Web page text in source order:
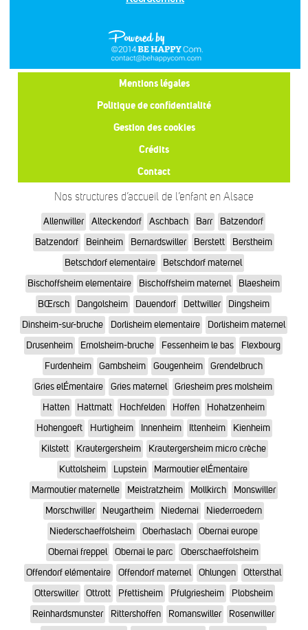
Mentions légales
Politique de confidentialité
Gestion des cookies
Crédits
Contact
Nos structures d’accueil de l’enfant en Alsace
Allenwiller Alteckendorf Aschbach Barr
Batzendorf
Batzendorf
Beinheim Bernardswiller Berstett
Berstheim
Betschdorf elementaire
Betschdorf maternel
Bischoffsheim elementaire
Bischoffsheim maternel
Blaesheim
BŒrsch
Dangolsheim Dauendorf Dettwiller
Dingsheim
Dinsheim-sur-bruche
Dorlisheim elementaire
Dorlisheim maternel
Drusenheim
Ernolsheim-bruche Fessenheim le bas
Flexbourg
Furdenheim
Gambsheim Gougenheim
Grendelbruch
Gries elÉmentaire
Gries maternel
Griesheim pres molsheim
Hatten
Hattmatt Hochfelden Hoffen
Hohatzenheim
Hohengoeft
Hurtigheim Innenheim Ittenheim
Kienheim
Kilstett
Krautergersheim
Krautergersheim micro crèche
Kuttolsheim
Lupstein
Marmoutier elÉmentaire
Marmoutier maternelle
Meistratzheim Mollkirch
Monswiller
Morschwiller
Neugartheim Niedernai
Niederroedern
Niederschaeffolsheim
Oberhaslach
Obernai europe
Obernai freppel
Obernai le parc
Oberschaeffolsheim
Offendorf elémentaire
Offendorf maternel Ohlungen
Ottersthal
Otterswiller
Ottrott Pfettisheim Pfulgriesheim
Plobsheim
Reinhardsmunster
Rittershoffen Romanswiller
Rosenwiller